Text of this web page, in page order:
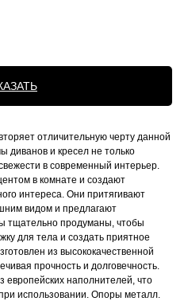
отличительную черту данной
диванов и кресел не только
в современный интерьер.
в комнате и создают
интереса. Они притягивают
видом и предлагают
тщательно продуманы, чтобы
для тела и создать приятное
из высококачественной
прочность и долговечность.
наполнителей, что
использовании. Опоры металл.